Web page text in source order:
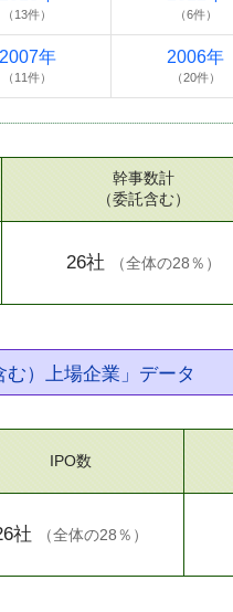
（13件） （6件）
2007年
（11件）
2006年
（20件）
幹事数計
（委託含む）
26社 （全体の28％ ）
）上場企業」データ
IPO数
社 （全体の28％ ）